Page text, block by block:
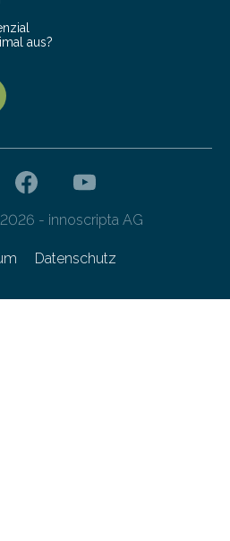
aus?
- innoscripta AG
Datenschutz